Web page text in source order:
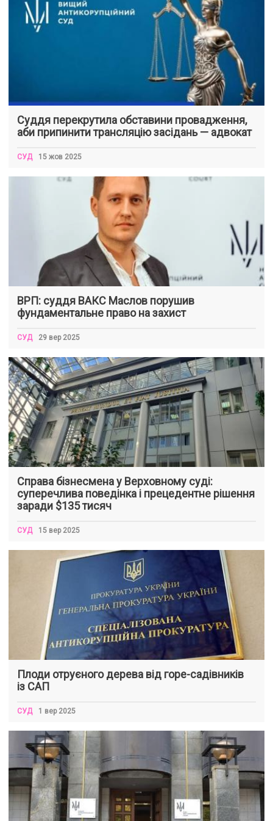
Суддя перекрутила обставини провадження,
аби припинити трансляцію засідань — адвокат
СУД 15 жов 2025
ВРП: суддя ВАКС Маслов порушив
фундаментальне право на захист
СУД 29 вер 2025
Справа бізнесмена у Верховному суді:
суперечлива поведінка і прецедентне рішення
заради $135 тисяч
СУД 15 вер 2025
Плоди отруєного дерева від горе-садівників
із САП
СУД 1 вер 2025